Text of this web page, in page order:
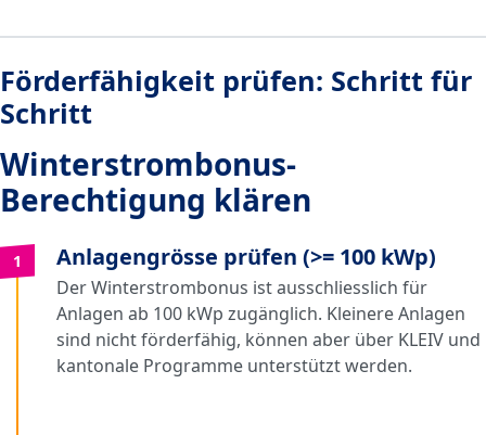
Förderfähigkeit prüfen: Schritt für
Schritt
Winterstrombonus-
Berechtigung klären
1 Anlagengrösse prüfen (>= 100 kWp)
Der Winterstrombonus ist ausschliesslich für
Anlagen ab 100 kWp zugänglich. Kleinere Anlagen
sind nicht förderfähig, können aber über KLEIV und
kantonale Programme unterstützt werden.